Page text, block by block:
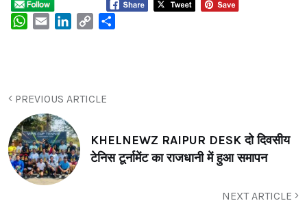
WhatsApp
Email LinkedIn
Copy
PREVIOUS ARTICLE
KHELNEWZ RAIPUR DESK दो दिवसीय
टेनिस टूर्नामेंट का राजधानी में हुआ समापन
NEXT ARTICLE